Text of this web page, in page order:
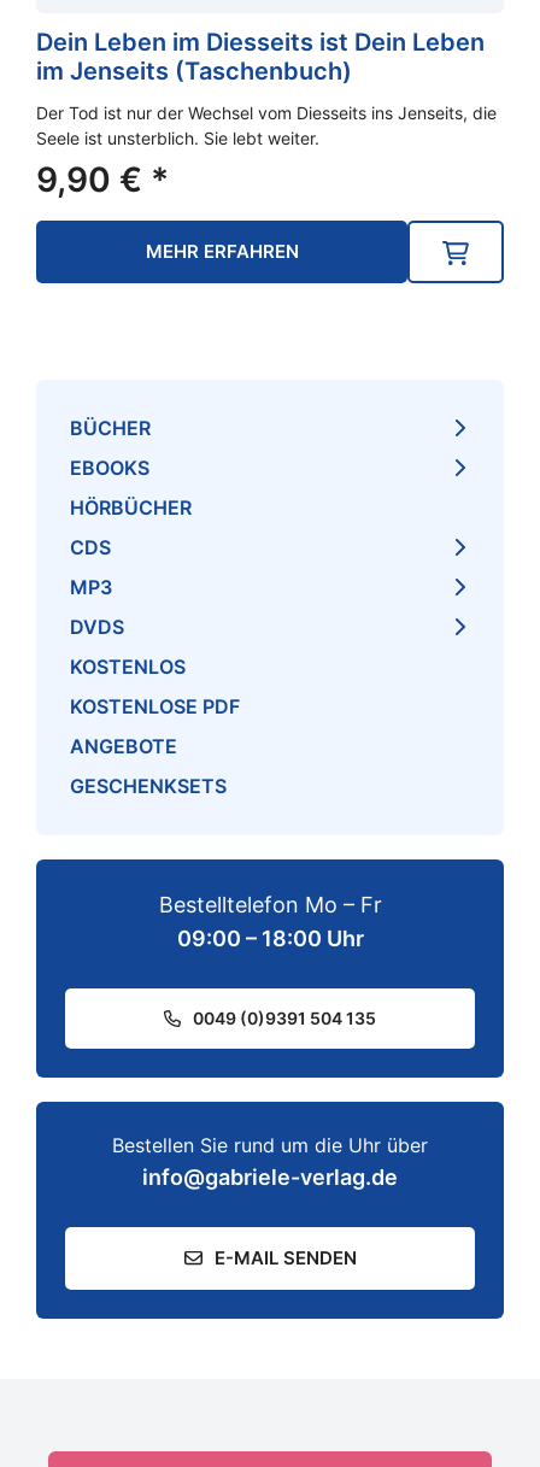
Dein Leben im Diesseits ist Dein Leben
im Jenseits (Taschenbuch)
Der Tod ist nur der Wechsel vom Diesseits ins Jenseits, die
Seele ist unsterblich. Sie lebt weiter.
9,90 € *
MEHR ERFAHREN
BÜCHER
EBOOKS
HÖRBÜCHER
CDS
MP3
DVDS
KOSTENLOS
KOSTENLOSE PDF
ANGEBOTE
GESCHENKSETS
Bestelltelefon Mo – Fr
09:00 – 18:00 Uhr
0049 (0)9391 504 135
Bestellen Sie rund um die Uhr über
info@gabriele-verlag.de
E-MAIL SENDEN